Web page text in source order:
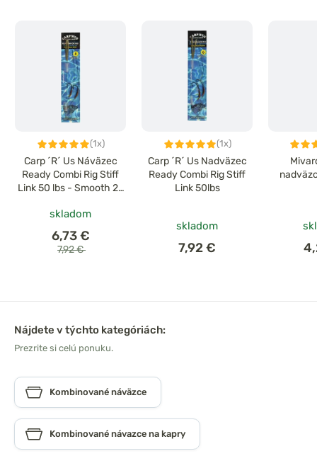
(1x)
Carp ´R´ Us Náväzec
Ready Combi Rig Stiff
Link 50 lbs - Smooth 25
skladom
6,73 €
7,92 €
(1x)
Carp ´R´ Us Nadväzec
Ready Combi Rig Stiff
Link 50lbs
skladom
7,92 €
Nájdete v týchto kategóriách:
Prezrite si celú ponuku.
Kombinované náväzce
Kombinované návazce na kapry